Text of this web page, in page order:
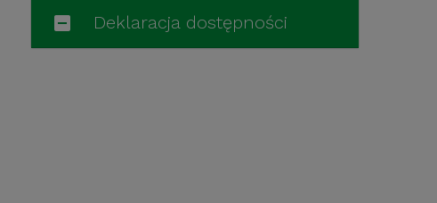
Deklaracja dostępności